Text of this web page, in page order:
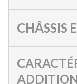
CHÂSSIS